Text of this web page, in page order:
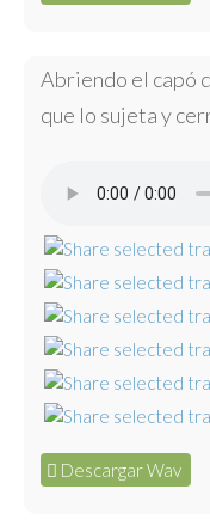
Abriendo el capó
que lo sujeta y
Descargar Wav